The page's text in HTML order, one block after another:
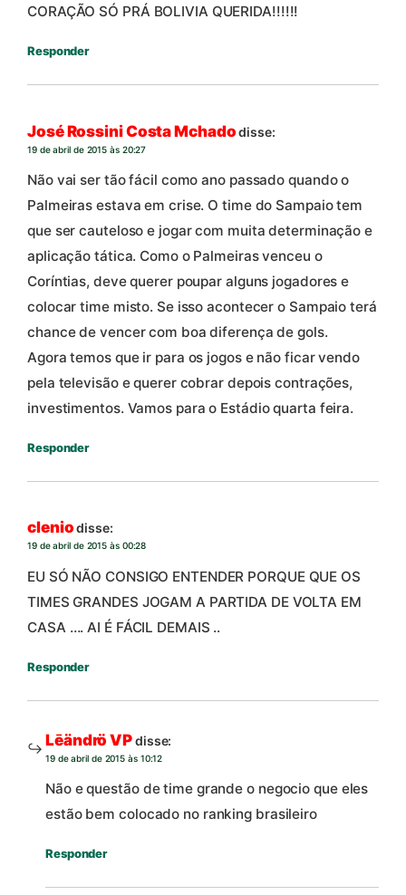
CORAÇÃO SÓ PRÁ BOLIVIA QUERIDA!!!!!!
Responder
José Rossini Costa Mchado disse:
19 de abril de 2015 às 20:27
Não vai ser tão fácil como ano passado quando o
Palmeiras estava em crise. O time do Sampaio tem
que ser cauteloso e jogar com muita determinação e
aplicação tática. Como o Palmeiras venceu o
Coríntias, deve querer poupar alguns jogadores e
colocar time misto. Se isso acontecer o Sampaio terá
chance de vencer com boa diferença de gols.
Agora temos que ir para os jogos e não ficar vendo
pela televisão e querer cobrar depois contrações,
investimentos. Vamos para o Estádio quarta feira.
Responder
cleniodisse:
19 de abril de 2015 às 00:28
EU SÓ NÃO CONSIGO ENTENDER PORQUE QUE OS
TIMES GRANDES JOGAM A PARTIDA DE VOLTA EM
CASA …. AI É FÁCIL DEMAIS ..
Responder
Lēändrö VPdisse:
19 de abril de 2015 às 10:12
Não e questão de time grande o negocio que eles
estão bem colocado no ranking brasileiro
Responder